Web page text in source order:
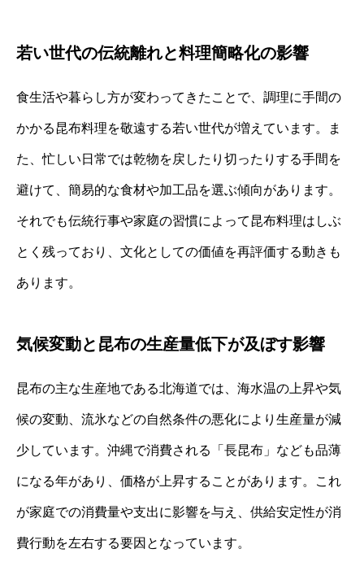
若い世代の伝統離れと料理簡略化の影響
食生活や暮らし方が変わってきたことで、調理に手間の
かかる昆布料理を敬遠する若い世代が増えています。ま
た、忙しい日常では乾物を戻したり切ったりする手間を
避けて、簡易的な食材や加工品を選ぶ傾向があります。
それでも伝統行事や家庭の習慣によって昆布料理はしぶ
とく残っており、文化としての価値を再評価する動きも
あります。
気候変動と昆布の生産量低下が及ぼす影響
昆布の主な生産地である北海道では、海水温の上昇や気
候の変動、流氷などの自然条件の悪化により生産量が減
少しています。沖縄で消費される「長昆布」なども品薄
になる年があり、価格が上昇することがあります。これ
が家庭での消費量や支出に影響を与え、供給安定性が消
費行動を左右する要因となっています。